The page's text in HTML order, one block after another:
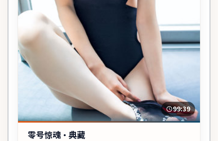
99:39
零号惊魂·典藏